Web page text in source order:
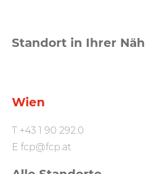
Standort in Ihrer
Wien
T +43 1 90 292.0
E fcp@fcp.at